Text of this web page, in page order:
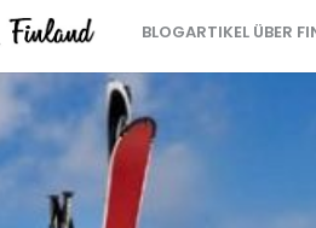
BLOGARTIKEL ÜBER